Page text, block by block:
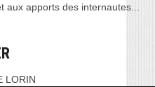
apports des internautes...
LORIN